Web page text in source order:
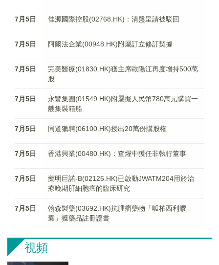
7月5日 佳源國際控股(02768.HK)：清盤呈請被駁回
7月5日 阿爾法企業(00948.HK)附屬訂立修訂契據
7月5日
完美醫療(01830.HK)獲主席歐陽江再度增持500萬
股
7月5日
永豐集團(01549.HK)附屬擬人民幣780萬元購買一
艘集裝箱船
7月5日 同道獵聘(06100.HK)授出20萬份購股權
7月5日 香港興業(00480.HK)：查燿中獲任非執行董事
7月5日
藥明巨諾-B(02126.HK)已啟動JWATM204用於治
療晚期肝細胞癌的臨床研究
7月5日
翰森製藥(03692.HK)抗腫瘤藥物「呱柏西利膠
囊」獲藥品註冊證書
視頻